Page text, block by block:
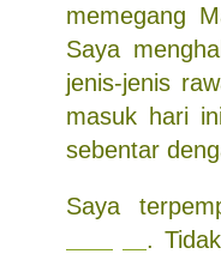
memegang
Saya
jenis-jenis
masuk hari
sebentar
Saya
.